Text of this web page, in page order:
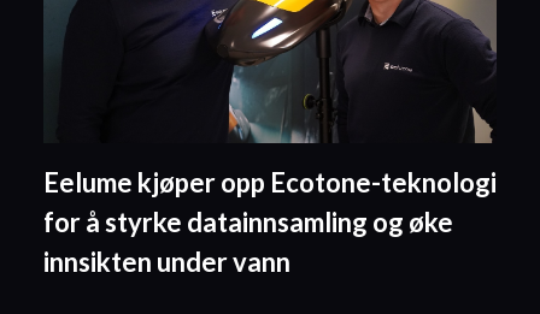
Eelume kjøper opp Ecotone-teknologi
for å styrke datainnsamling og øke
innsikten under vann